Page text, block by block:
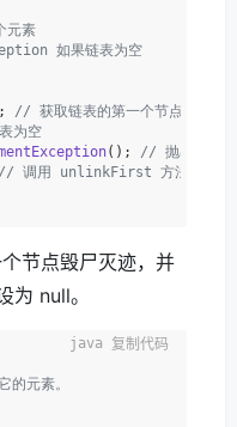
元素
如果链表为空
// 获取链表的第一个节点
为空
(); // 抛出
// 调用 unlinkFirst 方法删除第一
节点毁尸灭迹，并
为 null。
的元素。
复制代码